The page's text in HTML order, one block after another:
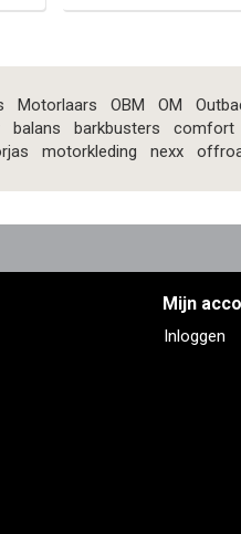
Motorlaars OBM OM
balans barkbusters comfort
motorkleding nexx
Mijn
Inloggen